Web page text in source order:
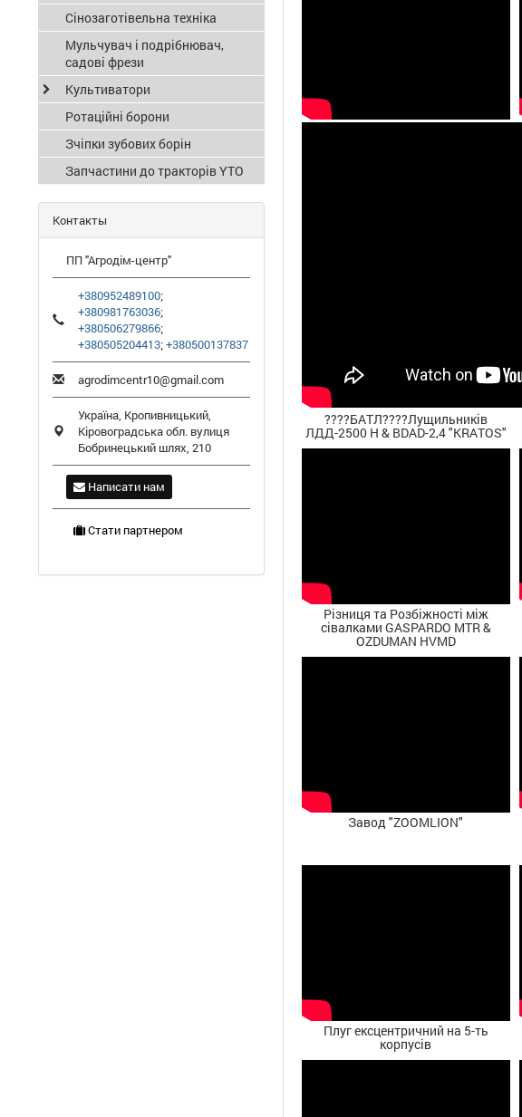
????БАТЛ????Лущильників
ЛДД-2500 Н & BDAD-2,4 "KRATOS"
Різниця та Розбіжності між
сівалками GASPARDO MTR &
OZDUMAN HVMD
Завод "ZOOMLION"
Плуг ексцентричний на 5-ть
корпусів
Сінозаготівельна техніка
Мульчувач і подрібнювач,
садові фрези
Культиватори
Ротаційні борони
Зчіпки зубових борін
Запчастини до тракторів YTO
Контакты
ПП "Агродім-центр"
+380952489100;
+380981763036;
+380506279866;
+380505204413;+380500137837
agrodimcentr10@gmail.com
Україна, Кропивницький,
Кіровоградська обл. вулиця
Бобринецький шлях, 210
Написати нам
Стати партнером